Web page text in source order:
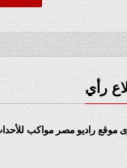
رأي
موقع راديو مصر مواكب